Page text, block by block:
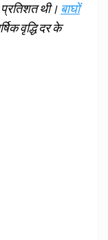
थी। बाघों
वृद्धि दर के